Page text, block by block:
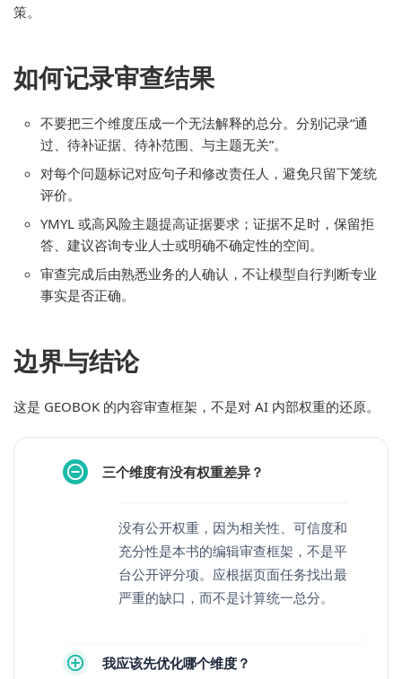
策。
如何记录审查结果
不要把三个维度压成一个无法解释的总分。分别记录“通
过、待补证据、待补范围、与主题无关”。
对每个问题标记对应句子和修改责任人，避免只留下笼统
评价。
YMYL 或高风险主题提高证据要求；证据不足时，保留拒
答、建议咨询专业人士或明确不确定性的空间。
审查完成后由熟悉业务的人确认，不让模型自行判断专业
事实是否正确。
边界与结论
这是 GEOBOK 的内容审查框架，不是对 AI 内部权重的还原。
三个维度有没有权重差异？
没有公开权重，因为相关性、可信度和
充分性是本书的编辑审查框架，不是平
台公开评分项。应根据页面任务找出最
严重的缺口，而不是计算统一总分。
我应该先优化哪个维度？